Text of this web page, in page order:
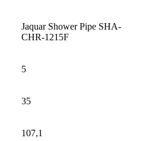
Jaquar Shower Pipe SHA-
CHR-1215F
5
35
107,1